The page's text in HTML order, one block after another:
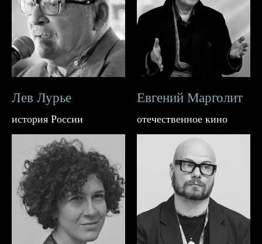
Лев Лурье
история России
Евгений Марголит
отечественное кино